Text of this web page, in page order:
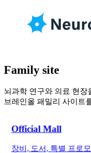
Family site
뇌과학 연구와 의료 현장
브레인올 패밀리 사이트
에서
Braincampus
기초 다지기부